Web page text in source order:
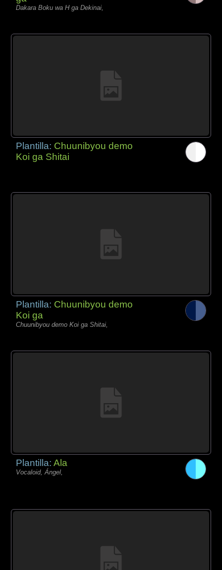
Dakara Boku wa H ga Dekinai,
Plantilla: Chuunibyou demo
Koi ga Shitai
Plantilla: Chuunibyou demo
Koi ga
Chuunibyou demo Koi ga Shitai,
Plantilla:Ala
Vocaloid, Ángel,